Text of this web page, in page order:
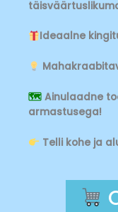
Ideaalne
🗺 Ainulaadne
armastusega!
Telli kohe ja
P